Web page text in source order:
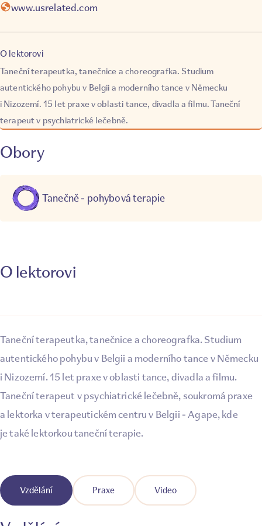
www.usrelated.com
O lektorovi
Taneční terapeutka, tanečnice a choreografka. Studium
autentického pohybu v Belgii a moderního tance v Německu
i Nizozemí. 15 let praxe v oblasti tance, divadla a filmu. Taneční
terapeut v psychiatrické lečebně.
Obory
Tanečně - pohybová terapie
O lektorovi
Taneční terapeutka, tanečnice a choreografka. Studium
autentického pohybu v Belgii a moderního tance v Německu
i Nizozemí. 15 let praxe v oblasti tance, divadla a filmu.
Taneční terapeut v psychiatrické lečebně, soukromá praxe
a lektorka v terapeutickém centru v Belgii - Agape, kde
je také lektorkou taneční terapie.
Vzdělání Praxe Video